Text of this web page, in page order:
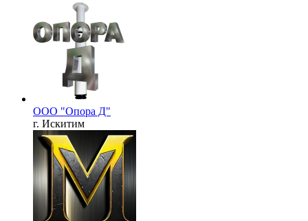
ООО "Опора Д"
г. Искитим